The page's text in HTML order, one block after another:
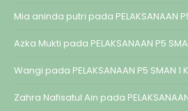
Mia aninda putri pada PELAKSANAAN
Azka Mukti pada PELAKSANAAN P5
Wangi pada PELAKSANAAN P5 SMAN 1
Zahra Nafisatul Ain pada